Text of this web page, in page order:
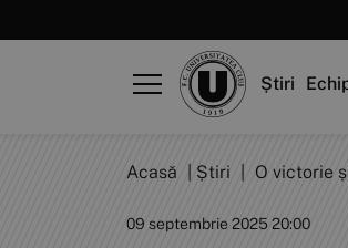
Știri
Acasă Știri O victorie
09 septembrie 2025 20:00